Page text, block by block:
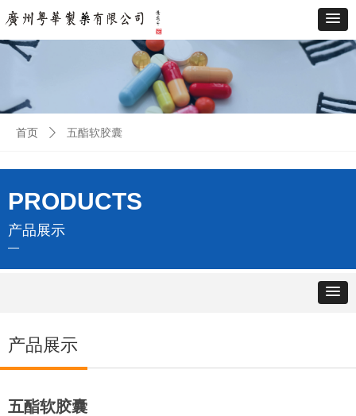
首页 ꄲ 五酯软胶囊
五酯软胶囊
产品展示
PRODUCTS
产品展示
—